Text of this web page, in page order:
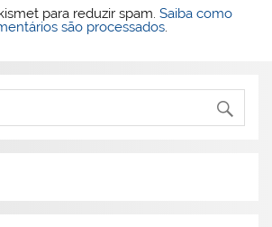
para reduzir spam.Saiba como
são processados.